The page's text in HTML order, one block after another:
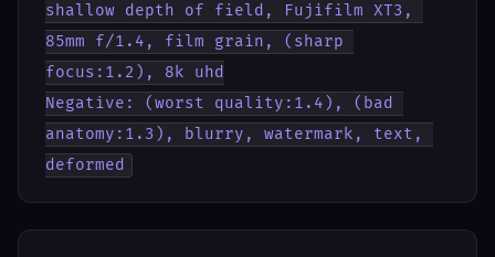
shallow depth of field, Fujifilm XT3,
85mm f/1.4, film grain, (sharp
focus:1.2), 8k uhd
Negative: (worst quality:1.4), (bad
anatomy:1.3), blurry, watermark, text,
deformed